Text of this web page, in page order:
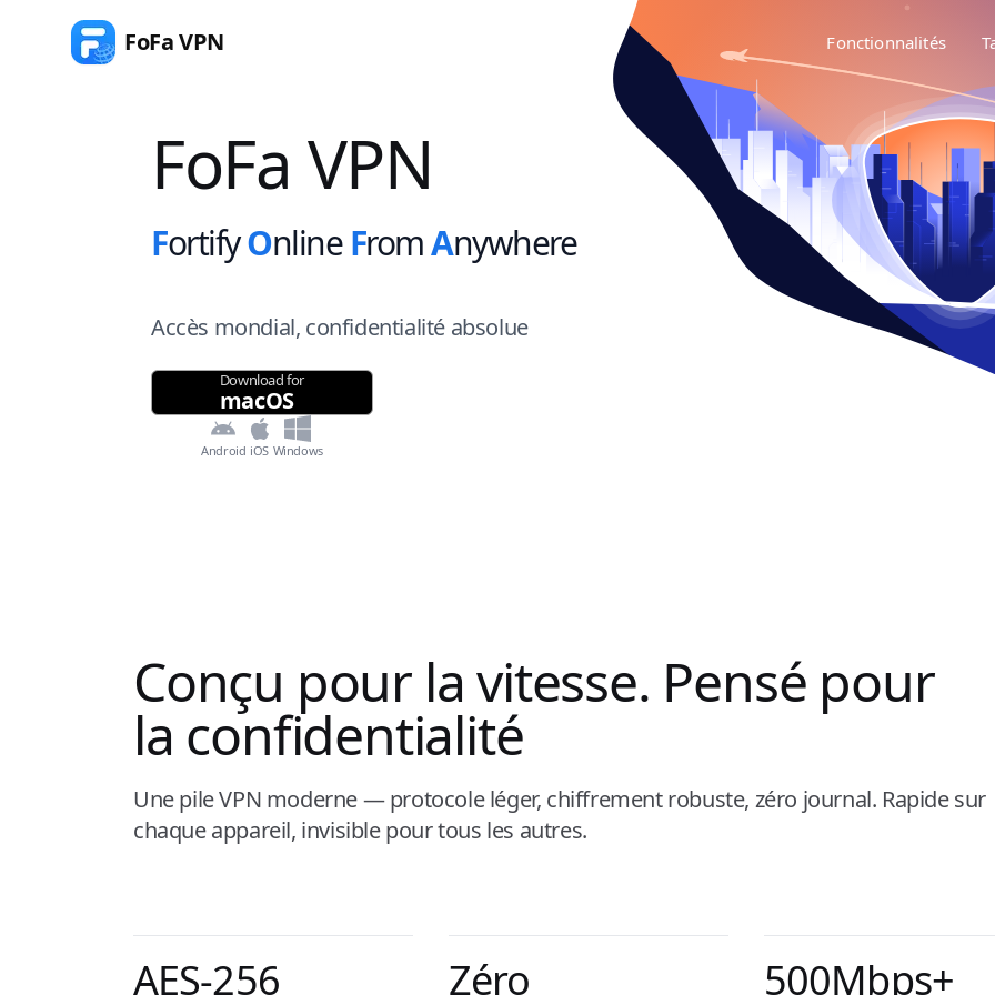
FoFa VPN Fonctionnalités
FoFa VPN
FortifyOnlineFromAnywhere
Accès mondial, confidentialité absolue
Download for
macOS
Android iOS Windows
Conçu pour la vitesse. Pensé pour
la confidentialité
Une pile VPN moderne — protocole léger, chiffrement robuste, zéro journal. Rapide sur
chaque appareil, invisible pour tous les autres.
AES-256 Zéro 500Mbps+